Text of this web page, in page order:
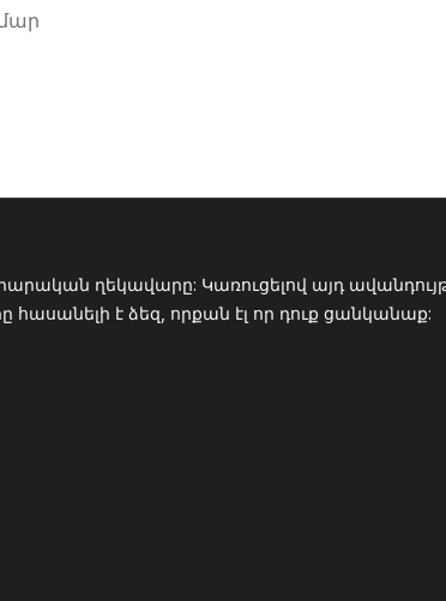
ղեկավարը: Կառուցելով այդ
է ձեզ, որքան էլ որ դուք ցանկանաք: